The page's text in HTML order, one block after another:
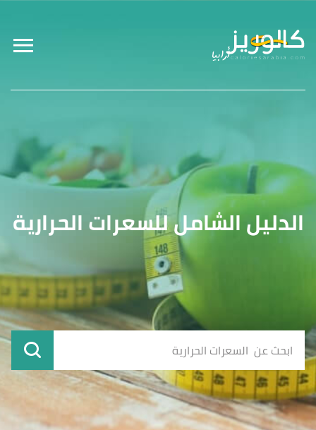
الدليل الشامل للسعرات الحرارية